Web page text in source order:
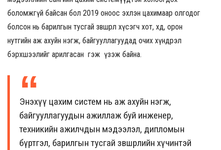
боломжгүй байсан бол 2019 оноос эхлэн цахимаар олгодог
болсон нь барилгын тусгай зөвшөөрөл хүсэгч хот, хөдөө, орон
нутгийн аж ахуйн нэгж, байгууллагуудад очих хүндрэл
бэрхшээлийг арилгасан гэж үзэж байна.
Энэхүү цахим систем нь аж ахуйн нэгж,
байгууллагуудын ажиллаж буй инженер,
техникийн ажилчдын мэдээлэл, дипломын
бүртгэл, барилгын тусгай зөвшөөрлийн хүчинтэй